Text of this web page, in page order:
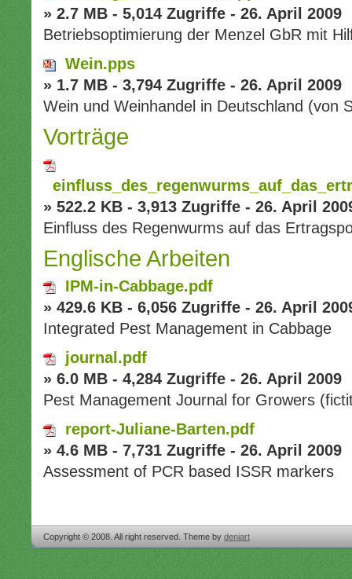
» 2.7 MB - 5,014 Zugriffe - 26. April 2009
Betriebsoptimierung der Menzel GbR mit
Wein.pps
» 1.7 MB - 3,794 Zugriffe - 26. April 2009
Wein und Weinhandel in Deutschland (von
Vorträge
» 522.2 KB - 3,913 Zugriffe - 26. April
Einfluss des Regenwurms auf das
Englische Arbeiten
IPM-in-Cabbage.pdf
» 429.6 KB - 6,056 Zugriffe - 26. April
Integrated Pest Management in Cabbage
journal.pdf
» 6.0 MB - 4,284 Zugriffe - 26. April 2009
Pest Management Journal for Growers
report-Juliane-Barten.pdf
» 4.6 MB - 7,731 Zugriffe - 26. April 2009
Assessment of PCR based ISSR markers
Copyright © 2008. All right reserved. Theme by deniart